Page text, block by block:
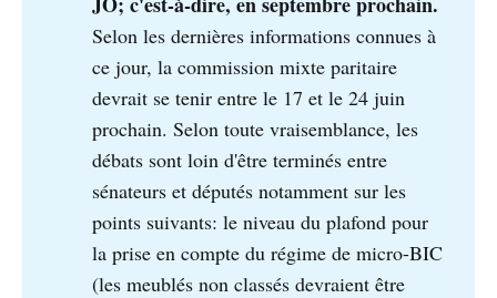
Selon les dernières informations connues à
ce jour, la commission mixte paritaire
devrait se tenir entre le 17 et le 24 juin
prochain. Selon toute vraisemblance, les
débats sont loin d'être terminés entre
sénateurs et députés notamment sur les
points suivants: le niveau du plafond pour
la prise en compte du régime de micro-BIC
(les meublés non classés devraient être